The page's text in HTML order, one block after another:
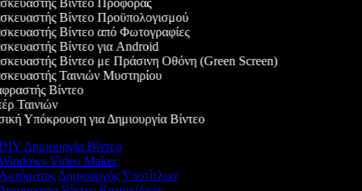
Βίντεο Προφοράς
Βίντεο Προϋπολογισμού
Βίντεο από Φωτογραφίες
Βίντεο για Android
Βίντεο με Πράσινη Οθόνη (Green Screen)
Ταινιών Μυστηρίου
Βίντεο
Ταινιών
Υπόκρουση για Δημιουργία Βίντεο
Δημιουργία Βίντεο
Video Maker
Δημιουργός Υποτίτλων